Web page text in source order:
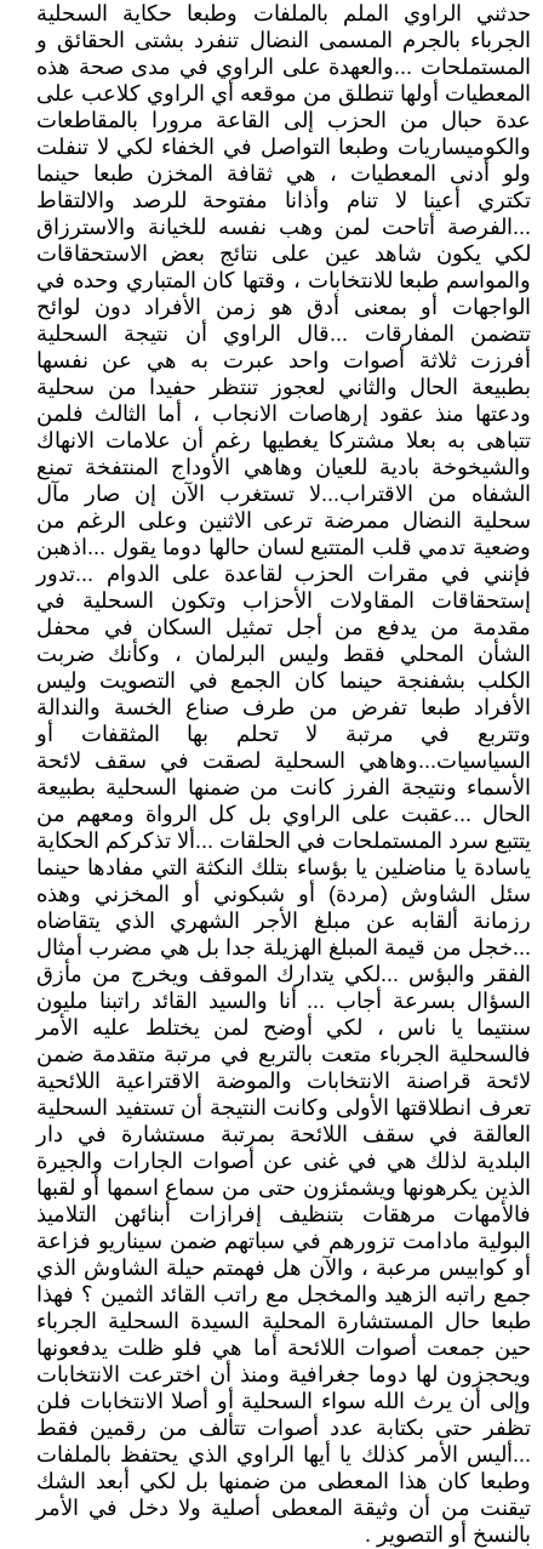
حدثني الراوي الملم بالملفات وطبعا حكاية السحلية
الجرباء بالجرم المسمى النضال تنفرد بشتى الحقائق و
المستملحات ...والعهدة على الراوي في مدى صحة هذه
المعطيات أولها تنطلق من موقعه أي الراوي كلاعب على
عدة حبال من الحزب إلى القاعة مرورا بالمقاطعات
والكوميساريات وطبعا التواصل في الخفاء لكي لا تنفلت
ولو أدنى المعطيات ، هي ثقافة المخزن طبعا حينما
تكتري أعينا لا تنام وأذانا مفتوحة للرصد والالتقاط
...الفرصة أتاحت لمن وهب نفسه للخيانة والاسترزاق
لكي يكون شاهد عين على نتائج بعض الاستحقاقات
والمواسم طبعا للانتخابات ، وقتها كان المتباري وحده في
الواجهات أو بمعنى أدق هو زمن الأفراد دون لوائح
تتضمن المفارقات ...قال الراوي أن نتيجة السحلية
أفرزت ثلاثة أصوات واحد عبرت به هي عن نفسها
بطبيعة الحال والثاني لعجوز تنتظر حفيدا من سحلية
ودعتها منذ عقود إرهاصات الانجاب ، أما الثالث فلمن
تتباهى به بعلا مشتركا يغطيها رغم أن علامات الانهاك
والشيخوخة بادية للعيان وهاهي الأوداج المنتفخة تمنع
الشفاه من الاقتراب...لا تستغرب الآن إن صار مآل
سحلية النضال ممرضة ترعى الاثنين وعلى الرغم من
وضعية تدمي قلب المتتبع لسان حالها دوما يقول ...اذهبن
فإنني في مقرات الحزب لقاعدة على الدوام ...تدور
إستحقاقات المقاولات الأحزاب وتكون السحلية في
مقدمة من يدفع من أجل تمثيل السكان في محفل
الشأن المحلي فقط وليس البرلمان ، وكأنك ضربت
الكلب بشفنجة حينما كان الجمع في التصويت وليس
الأفراد طبعا تفرض من طرف صناع الخسة والندالة
وتتربع في مرتبة لا تحلم بها المثقفات أو
السياسيات...وهاهي السحلية لصقت في سقف لائحة
الأسماء ونتيجة الفرز كانت من ضمنها السحلية بطبيعة
الحال ...عقبت على الراوي بل كل الرواة ومعهم من
يتتبع سرد المستملحات في الحلقات ...ألا تذكركم الحكاية
ياسادة يا مناضلين يا بؤساء بتلك النكثة التي مفادها حينما
سئل الشاوش (مردة) أو شبكوني أو المخزني وهذه
رزمانة ألقابه عن مبلغ الأجر الشهري الذي يتقاضاه
...خجل من قيمة المبلغ الهزيلة جدا بل هي مضرب أمثال
الفقر والبؤس ...لكي يتدارك الموقف ويخرج من مأزق
السؤال بسرعة أجاب ... أنا والسيد القائد راتبنا مليون
سنتيما يا ناس ، لكي أوضح لمن يختلط عليه الأمر
فالسحلية الجرباء متعت بالتربع في مرتبة متقدمة ضمن
لائحة قراصنة الانتخابات والموضة الاقتراعية اللائحية
تعرف انطلاقتها الأولى وكانت النتيجة أن تستفيد السحلية
العالقة في سقف اللائحة بمرتبة مستشارة في دار
البلدية لذلك هي في غنى عن أصوات الجارات والجيرة
الذين يكرهونها ويشمئزون حتى من سماع اسمها أو لقبها
فالأمهات مرهقات بتنظيف إفرازات أبنائهن التلاميذ
البولية مادامت تزورهم في سباتهم ضمن سيناريو فزاعة
أو كوابيس مرعبة ، والآن هل فهمتم حيلة الشاوش الذي
جمع راتبه الزهيد والمخجل مع راتب القائد الثمين ؟ فهذا
طبعا حال المستشارة المحلية السيدة السحلية الجرباء
حين جمعت أصوات اللائحة أما هي فلو ظلت يدفعونها
ويحجزون لها دوما جغرافية ومنذ أن اخترعت الانتخابات
وإلى أن يرث الله سواء السحلية أو أصلا الانتخابات فلن
تظفر حتى بكتابة عدد أصوات تتألف من رقمين فقط
...أليس الأمر كذلك يا أيها الراوي الذي يحتفظ بالملفات
وطبعا كان هذا المعطى من ضمنها بل لكي أبعد الشك
تيقنت من أن وثيقة المعطى أصلية ولا دخل في الأمر
بالنسخ أو التصوير .